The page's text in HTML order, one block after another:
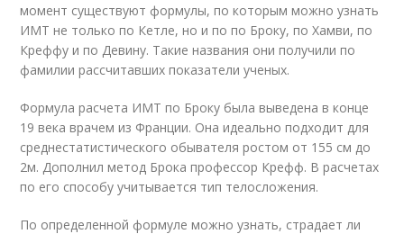
момент существуют формулы, по которым можно узнать
ИМТ не только по Кетле, но и по по Броку, по Хамви, по
Креффу и по Девину. Такие названия они получили по
фамилии рассчитавших показатели ученых.
Формула расчета ИМТ по Броку была выведена в конце
19 века врачем из Франции. Она идеально подходит для
среднестатистического обывателя ростом от 155 см до
2м. Дополнил метод Брока профессор Крефф. В расчетах
по его способу учитывается тип телосложения.
По определенной формуле можно узнать, страдает ли